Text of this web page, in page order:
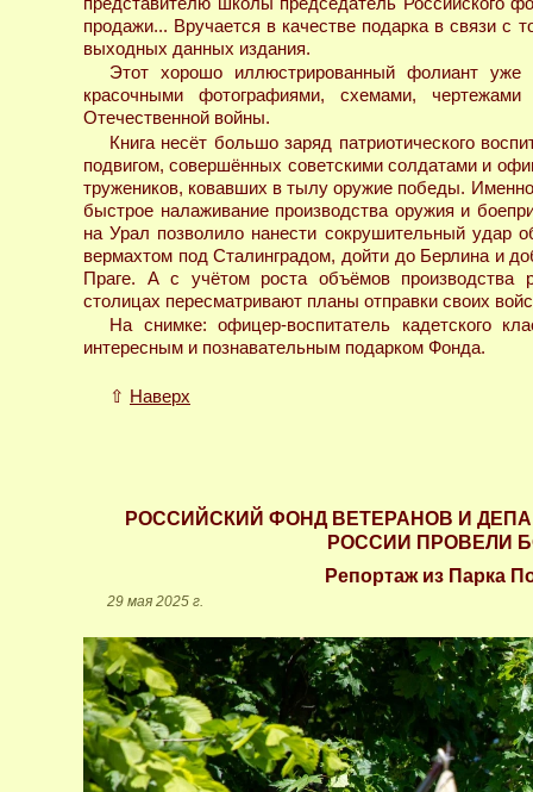
продажи... Вручается в качестве подарка в связи
выходных данных издания.
Этот хорошо иллюстрированный фолиант
красочными фотографиями, схемами,
Отечественной войны.
Книга несёт большо заряд патриотического
подвигом, совершённых советскими солдатами и
тружеников, ковавших в тылу оружие победы.
быстрое налаживание производства оружия и
на Урал позволило нанести сокрушительный удар
вермахтом под Сталинградом, дойти до Берлина и
Праге. А с учётом роста объёмов производства
столицах пересматривают планы отправки своих
На снимке: офицер-воспитатель кадетского
интересным и познавательным подарком Фонда.
⇧ Наверх
РОССИЙСКИЙ ФОНД ВЕТЕРАНОВ И
РОССИИ ПРОВЕЛИ
Репортаж из Парка
29 мая 2025 г.